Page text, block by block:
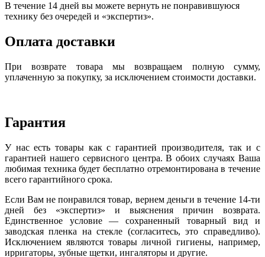
В течение 14 дней вы можете вернуть не понравившуюся
технику без очередей и «экспертиз».
Оплата доставки
При возврате товара мы возвращаем полную сумму,
уплаченную за покупку, за исключением стоимости доставки.
Гарантия
У нас есть товары как с гарантией производителя, так и с
гарантией нашего сервисного центра. В обоих случаях Ваша
любимая техника будет бесплатно отремонтирована в течение
всего гарантийного срока.
Если Вам не понравился товар, вернем деньги в течение 14-ти
дней без «экспертиз» и выяснения причин возврата.
Единственное условие — сохраненный товарный вид и
заводская пленка на стекле (согласитесь, это справедливо).
Исключением являются товары личной гигиены, например,
ирригаторы, зубные щетки, ингаляторы и другие.